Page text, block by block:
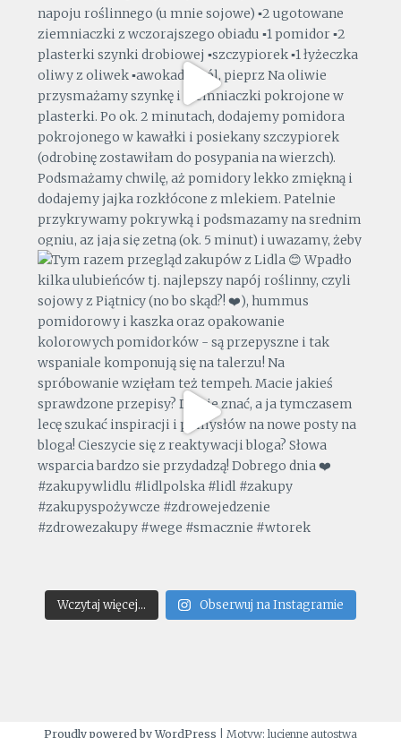
Wczytaj więcej... Obserwuj na Instagramie
Proudly powered by WordPress Motyw: lucienne autostwa